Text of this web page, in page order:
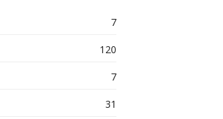
7
120
7
31